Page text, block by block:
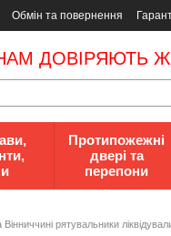
Обмін та повернення
ДОВІРЯЮТЬ
Протипожежні
двері та
перепони
Вінниччині рятувальники